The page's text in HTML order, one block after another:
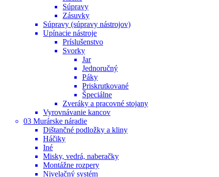
Súpravy
Zásuvky
Súpravy (súpravy nástrojov)
Upínacie nástroje
Príslušenstvo
Svorky
Jar
Jednoručný
Páky
Priskrutkované
Špeciálne
Zveráky a pracovné stojany
Vyrovnávanie kancov
03 Murárske náradie
Dištančné podložky a kliny
Háčiky
Iné
Misky, vedrá, naberačky
Montážne rozpery
Nivelačný systém